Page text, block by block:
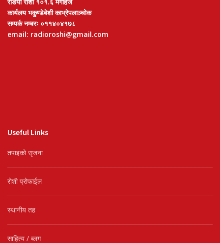
कार्यलय भकुण्डेबेशी काभ्रेपलाञ्चोक
सम्पर्क नम्बरः ०११४०४१७८
email: radioroshi@gmail.com
Useful Links
तपाइको सृजना
रोशी प्रोफाईल
स्थानीय तह
साहित्य / ब्लग